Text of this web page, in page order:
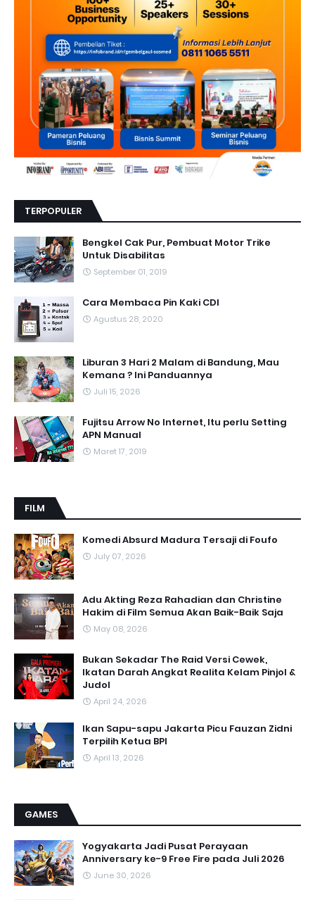
TERPOPULER
Bengkel Cak Pur, Pembuat Motor Trike
Untuk Disabilitas
September 01, 2019
Cara Membaca Pin Kaki CDI
Agustus 28, 2020
Liburan 3 Hari 2 Malam di Bandung, Mau
Kemana ? Ini Panduannya
Juli 15, 2026
Fujitsu Arrow No Internet, Itu perlu Setting
APN Manual
Maret 17, 2019
FILM
Komedi Absurd Madura Tersaji di Foufo
July 07, 2026
Adu Akting Reza Rahadian dan Christine
Hakim di Film Semua Akan Baik-Baik Saja
May 08, 2026
Bukan Sekadar The Raid Versi Cewek,
Ikatan Darah Angkat Realita Kelam Pinjol &
Judol
April 24, 2026
Ikan Sapu-sapu Jakarta Picu Fauzan Zidni
Terpilih Ketua BPI
April 13, 2026
GAMES
Yogyakarta Jadi Pusat Perayaan
Anniversary ke-9 Free Fire pada Juli 2026
June 30, 2026